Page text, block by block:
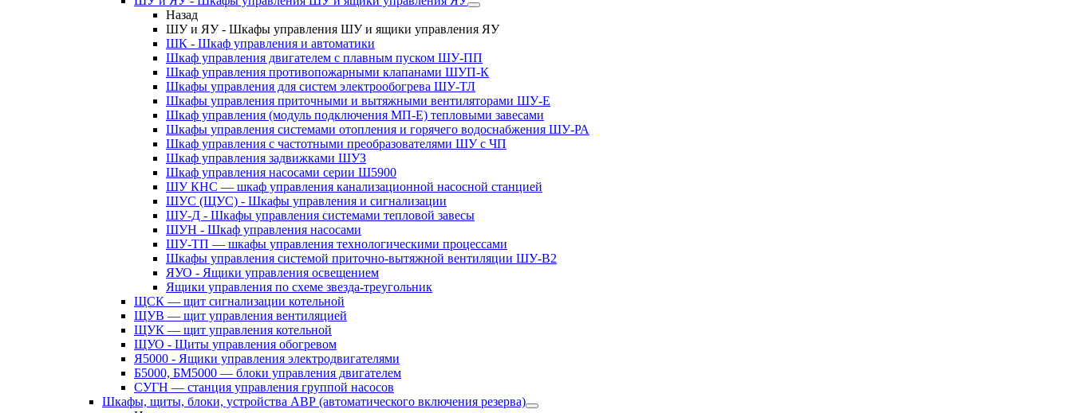
Назад
ШУ и ЯУ - Шкафы управления ШУ и ящики управления ЯУ
ШК - Шкаф управления и автоматики
Шкаф управления двигателем с плавным пуском ШУ-ПП
Шкаф управления противопожарными клапанами ШУП-К
Шкафы управления для систем электрообогрева ШУ-ТЛ
Шкафы управления приточными и вытяжными вентиляторами ШУ-Е
Шкаф управления (модуль подключения МП-Е) тепловыми завесами
Шкафы управления системами отопления и горячего водоснабжения ШУ-РА
Шкаф управления с частотными преобразователями ШУ с ЧП
Шкаф управления задвижками ШУЗ
Шкаф управления насосами серии Ш5900
ШУ КНС — шкаф управления канализационной насосной станцией
ШУС (ЩУС) - Шкафы управления и сигнализации
ШУ-Д - Шкафы управления системами тепловой завесы
ШУН - Шкаф управления насосами
ШУ-ТП — шкафы управления технологическими процессами
Шкафы управления системой приточно-вытяжной вентиляции ШУ-В2
ЯУО - Ящики управления освещением
Ящики управления по схеме звезда-треугольник
ЩСК — щит сигнализации котельной
ЩУВ — щит управления вентиляцией
ЩУК — щит управления котельной
ЩУО - Щиты управления обогревом
Я5000 - Ящики управления электродвигателями
Б5000, БМ5000 — блоки управления двигателем
СУГН — станция управления группой насосов
Шкафы, щиты, блоки, устройства АВР (автоматического включения резерва)